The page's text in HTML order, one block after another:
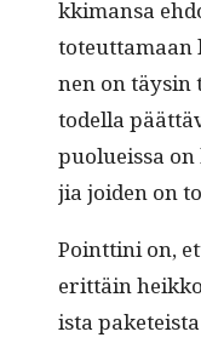
kki­mansa
toteut­ta­maan
nen on täysin
todel­la
puolueis­sa
jia joiden on
Point­ti­ni on,
erit­täin
ista